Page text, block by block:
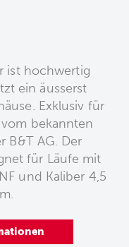
ist hochwertig
ein äusserst
Exklusiv für
bekannten
B&T AG. Der
für Läufe mit
und Kaliber 4,5